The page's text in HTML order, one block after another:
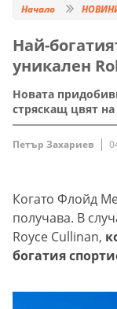
Начало
Най-
уникален
Новата
стряскащ цвят
Петър Захариев
Когато Флойд
получава. В
Royce Cullinan,
богатия